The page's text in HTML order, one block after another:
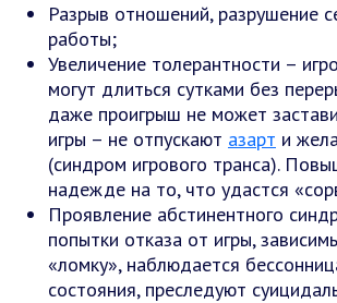
Разрыв отношений, разрушение
работы;
Увеличение толерантности –
могут длиться сутками без
даже проигрыш не может
игры – не отпускают азарт и
(синдром игрового транса).
надежде на то, что удастся
Проявление абстинентного
попытки отказа от игры,
«ломку», наблюдается
состояния, преследуют